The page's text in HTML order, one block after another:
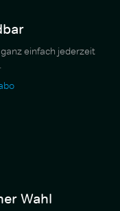
einfach jederzeit
Wahl